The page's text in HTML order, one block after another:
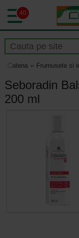
40
Catena Frumusete si
Seboradin
200 ml